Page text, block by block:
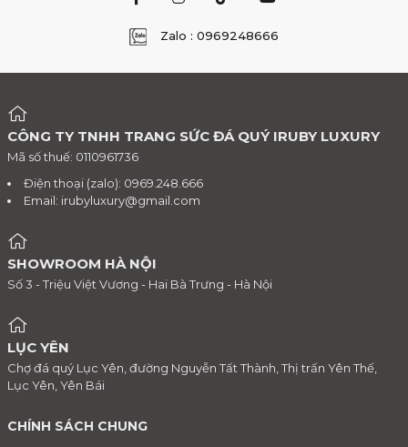
Zalo : 0969248666
CÔNG TY TNHH TRANG SỨC ĐÁ QUÝ IRUBY LUXURY
Mã số thuế: 0110961736
Điện thoại (zalo): 0969.248.666
Email: irubyluxury@gmail.com
SHOWROOM HÀ NỘI
Số 3 - Triệu Việt Vương - Hai Bà Trưng - Hà Nội
LỤC YÊN
Chợ đá quý Lục Yên, đường Nguyễn Tất Thành, Thị trấn Yên Thế,
Lục Yên, Yên Bái
CHÍNH SÁCH CHUNG